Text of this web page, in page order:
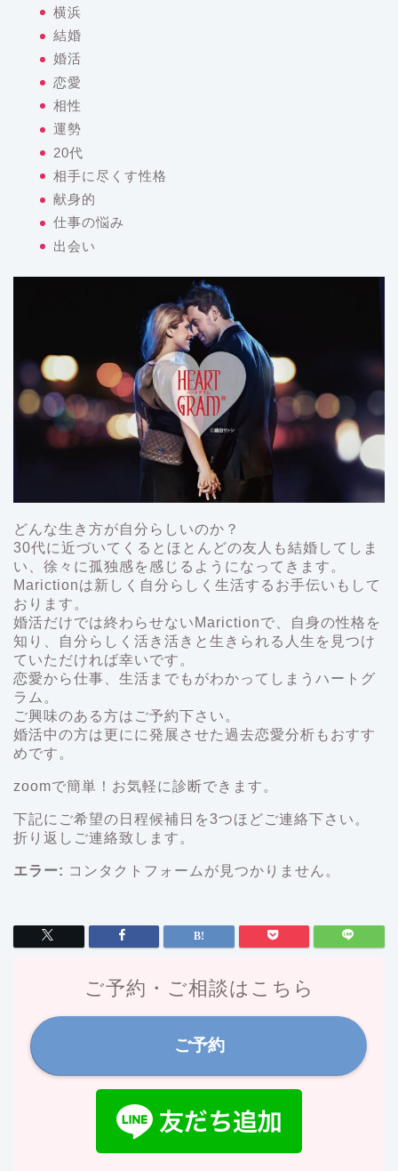
横浜
結婚
婚活
恋愛
相性
運勢
20代
相手に尽くす性格
献身的
仕事の悩み
出会い
どんな生き方が自分らしいのか？
30代に近づいてくるとほとんどの友人も結婚してしま
い、徐々に孤独感を感じるようになってきます。
Marictionは新しく自分らしく生活するお手伝いもして
おります。
婚活だけでは終わらせないMarictionで、自身の性格を
知り、自分らしく活き活きと生きられる人生を見つけ
ていただければ幸いです。
恋愛から仕事、生活までもがわかってしまうハートグ
ラム。
ご興味のある方はご予約下さい。
婚活中の方は更にに発展させた過去恋愛分析もおすす
めです。
zoomで簡単！お気軽に診断できます。
下記にご希望の日程候補日を3つほどご連絡下さい。
折り返しご連絡致します。
エラー: コンタクトフォームが見つかりません。
ご予約・ご相談はこちら
ご予約